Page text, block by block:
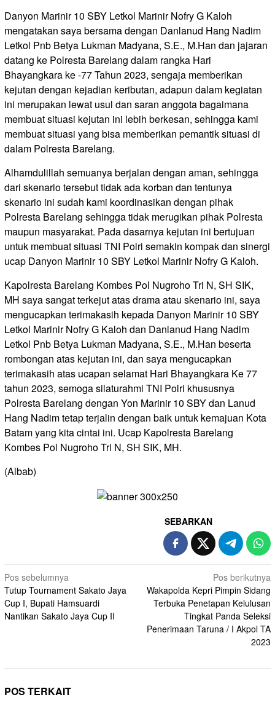
Danyon Marinir 10 SBY Letkol Marinir Nofry G Kaloh
mengatakan saya bersama dengan Danlanud Hang Nadim
Letkol Pnb Betya Lukman Madyana, S.E., M.Han dan jajaran
datang ke Polresta Barelang dalam rangka Hari
Bhayangkara ke -77 Tahun 2023, sengaja memberikan
kejutan dengan kejadian keributan, adapun dalam kegiatan
ini merupakan lewat usul dan saran anggota bagaimana
membuat situasi kejutan ini lebih berkesan, sehingga kami
membuat situasi yang bisa memberikan pemantik situasi di
dalam Polresta Barelang.
Alhamdulillah semuanya berjalan dengan aman, sehingga
dari skenario tersebut tidak ada korban dan tentunya
skenario ini sudah kami koordinasikan dengan pihak
Polresta Barelang sehingga tidak merugikan pihak Polresta
maupun masyarakat. Pada dasarnya kejutan ini bertujuan
untuk membuat situasi TNI Polri semakin kompak dan sinergi
ucap Danyon Marinir 10 SBY Letkol Marinir Nofry G Kaloh.
Kapolresta Barelang Kombes Pol Nugroho Tri N, SH SIK,
MH saya sangat terkejut atas drama atau skenario ini, saya
mengucapkan terimakasih kepada Danyon Marinir 10 SBY
Letkol Marinir Nofry G Kaloh dan Danlanud Hang Nadim
Letkol Pnb Betya Lukman Madyana, S.E., M.Han beserta
rombongan atas kejutan ini, dan saya mengucapkan
terimakasih atas ucapan selamat Hari Bhayangkara Ke 77
tahun 2023, semoga silaturahmi TNI Polri khususnya
Polresta Barelang dengan Yon Marinir 10 SBY dan Lanud
Hang Nadim tetap terjalin dengan baik untuk kemajuan Kota
Batam yang kita cintai ini. Ucap Kapolresta Barelang
Kombes Pol Nugroho Tri N, SH SIK, MH.
(Albab)
SEBARKAN
Navigasi
pos
Pos sebelumnya
Tutup Tournament Sakato Jaya
Cup I, Bupati Hamsuardi
Nantikan Sakato Jaya Cup II
Pos berikutnya
Wakapolda Kepri Pimpin Sidang
Terbuka Penetapan Kelulusan
Tingkat Panda Seleksi
Penerimaan Taruna / I Akpol TA
2023
POS TERKAIT